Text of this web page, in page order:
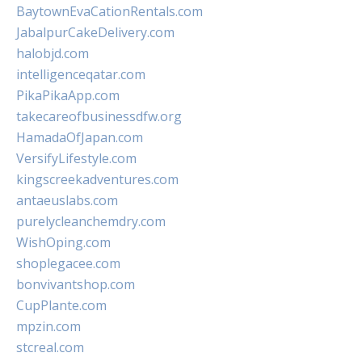
BaytownEvaCationRentals.com
JabalpurCakeDelivery.com
halobjd.com
intelligenceqatar.com
PikaPikaApp.com
takecareofbusinessdfw.org
HamadaOfJapan.com
VersifyLifestyle.com
kingscreekadventures.com
antaeuslabs.com
purelycleanchemdry.com
WishOping.com
shoplegacee.com
bonvivantshop.com
CupPlante.com
mpzin.com
stcreal.com